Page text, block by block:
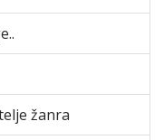
žanra